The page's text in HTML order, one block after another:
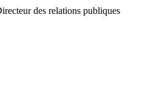
des relations publiques